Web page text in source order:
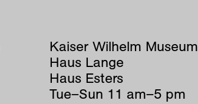
Kaiser Wilhelm Museum
Haus Lange
Haus Esters
Tue–Sun 11 am–5 pm